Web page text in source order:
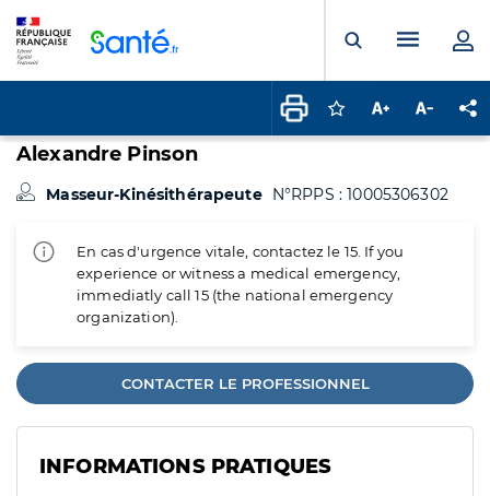
Ouvrir laMenu
Connectez-vous
Augmenter la
Alexandre Pinson
Masseur-Kinésithérapeute N°RPPS : 10005306302
En cas d'urgence vitale, contactez le 15. If you
experience or witness a medical emergency,
immediatly call 15 (the national emergency
organization).
CONTACTER LE PROFESSIONNEL
INFORMATIONS PRATIQUES